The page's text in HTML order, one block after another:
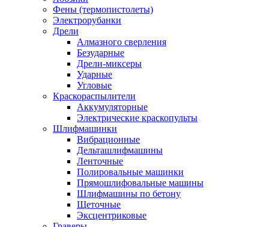
Фены (термопистолеты)
Электрорубанки
Дрели
Алмазного сверления
Безударные
Дрели-миксеры
Ударные
Угловые
Краскораспылители
Аккумуляторные
Электрические краскопульты
Шлифмашинки
Вибрационные
Дельташлифмашины
Ленточные
Полировальные машинки
Прямошлифовальные машины
Шлифмашины по бетону
Щеточные
Эксцентриковые